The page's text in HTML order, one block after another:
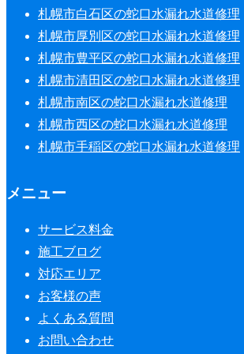
札幌市白石区の蛇口水漏れ水道修理
札幌市厚別区の蛇口水漏れ水道修理
札幌市豊平区の蛇口水漏れ水道修理
札幌市清田区の蛇口水漏れ水道修理
札幌市南区の蛇口水漏れ水道修理
札幌市西区の蛇口水漏れ水道修理
札幌市手稲区の蛇口水漏れ水道修理
メニュー
サービス料金
施工ブログ
対応エリア
お客様の声
よくある質問
お問い合わせ